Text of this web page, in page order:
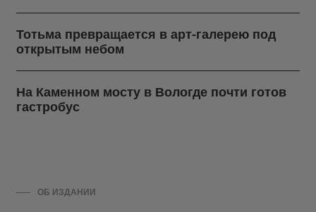
Тотьма превращается в арт-галерею под
открытым небом
На Каменном мосту в Вологде почти готов
гастробус
ОБ ИЗДАНИИ